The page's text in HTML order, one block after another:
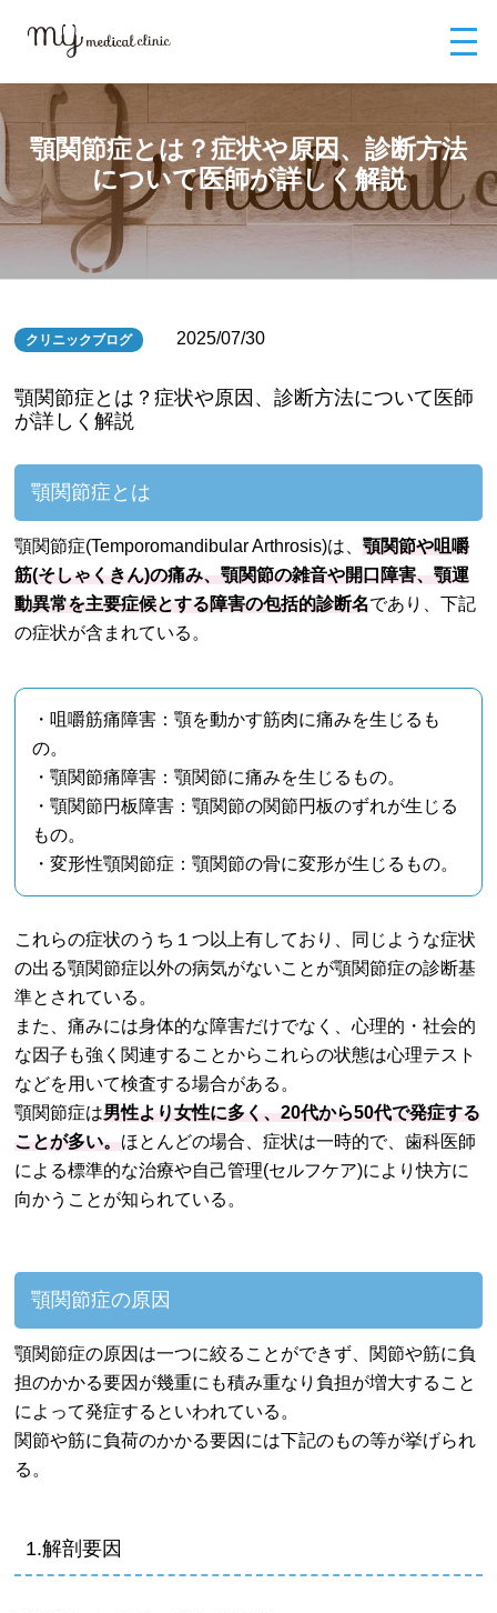
方法について医師が詳しく解説
顎関節症とは？症状や原因、診断方法
について医師が詳しく解説
クリニックブログ 2025/07/30
顎関節症とは？症状や原因、診断方法について医師
が詳しく解説
顎関節症とは
顎関節症(Temporomandibular Arthrosis)は、顎関節や咀嚼
筋(そしゃくきん)の痛み、顎関節の雑音や開口障害、顎運
動異常を主要症候とする障害の包括的診断名であり、下記
の症状が含まれている。
・咀嚼筋痛障害：顎を動かす筋肉に痛みを生じるも
の。
・顎関節痛障害：顎関節に痛みを生じるもの。
・顎関節円板障害：顎関節の関節円板のずれが生じる
もの。
・変形性顎関節症：顎関節の骨に変形が生じるもの。
これらの症状のうち１つ以上有しており、同じような症状
の出る顎関節症以外の病気がないことが顎関節症の診断基
準とされている。
また、痛みには身体的な障害だけでなく、心理的・社会的
な因子も強く関連することからこれらの状態は心理テスト
などを用いて検査する場合がある。
顎関節症は男性より女性に多く、20代から50代で発症する
ことが多い。 ほとんどの場合、症状は一時的で、歯科医師
による標準的な治療や自己管理(セルフケア)により快方に
向かうことが知られている。
顎関節症の原因
顎関節症の原因は一つに絞ることができず、関節や筋に負
担のかかる要因が幾重にも積み重なり負担が増大すること
によって発症するといわれている。
関節や筋に負荷のかかる要因には下記のもの等が挙げられ
る。
1.解剖要因